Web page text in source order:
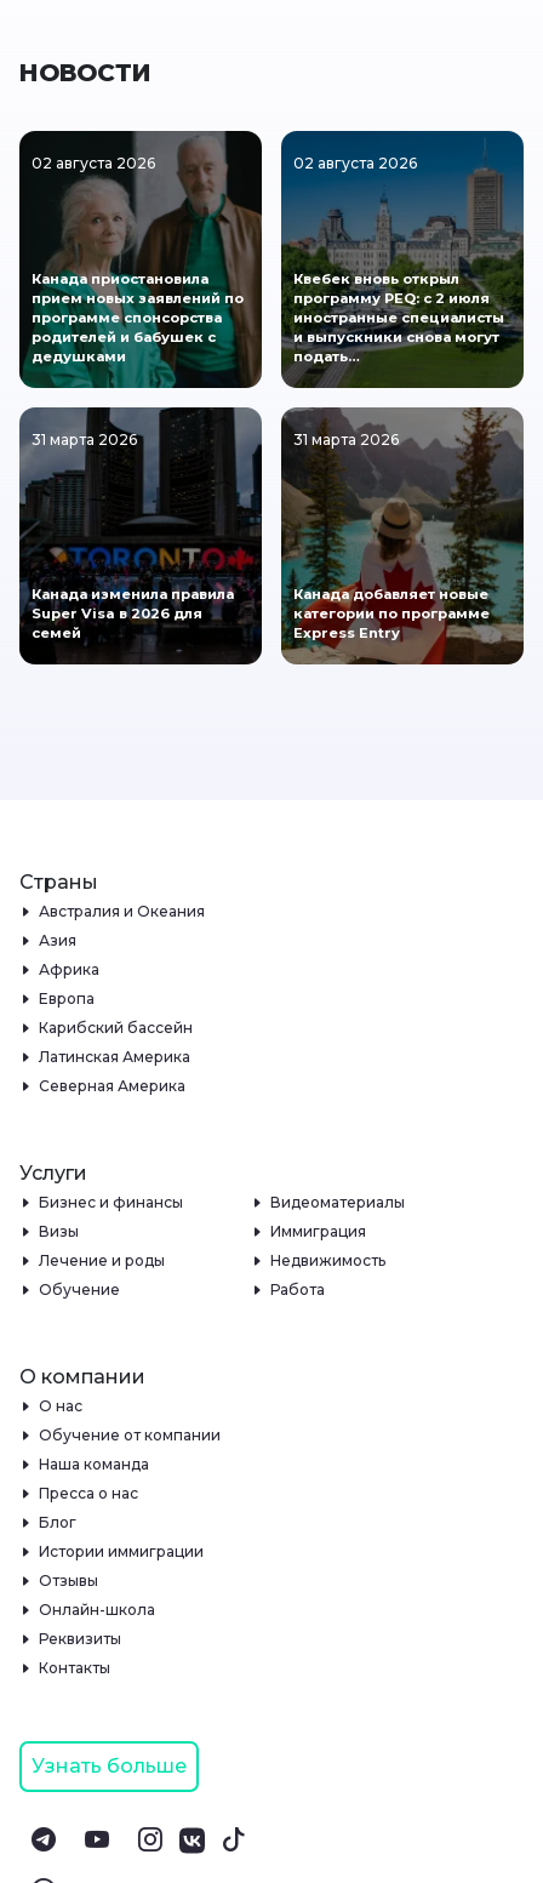
НОВОСТИ
02 августа 2026
Канада приостановила
прием новых заявлений по
программе спонсорства
родителей и бабушек с
дедушками
02 августа 2026
Квебек вновь открыл
программу PEQ: с 2 июля
иностранные специалисты
и выпускники снова могут
подать…
31 марта 2026
Канада изменила правила
Super Visa в 2026 для
семей
31 марта 2026
Канада добавляет новые
категории по программе
Express Entry
Страны
Австралия и Океания
Азия
Африка
Европа
Карибский бассейн
Латинская Америка
Северная Америка
Услуги
Бизнес и финансы
Видеоматериалы
Визы
Иммиграция
Лечение и роды
Недвижимость
Обучение
Работа
О компании
О нас
Обучение от компании
Наша команда
Пресса о нас
Блог
Истории иммиграции
Отзывы
Онлайн-школа
Реквизиты
Контакты
Узнать больше